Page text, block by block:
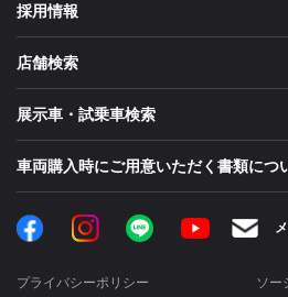
採用情報
店舗検索
展示車・試乗車検索
車両購入時にご用意いただく書類につ
FacebookInstagramLINE YouTube
プライバシーポリシー ソー